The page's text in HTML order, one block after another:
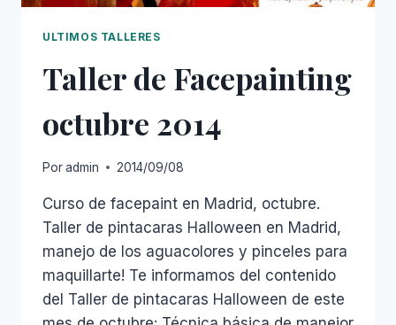
ULTIMOS TALLERES
Taller de Facepainting
octubre 2014
Poradmin 2014/09/08
Curso de facepaint en Madrid, octubre.
Taller de pintacaras Halloween en Madrid,
manejo de los aguacolores y pinceles para
maquillarte! Te informamos del contenido
del Taller de pintacaras Halloween de este